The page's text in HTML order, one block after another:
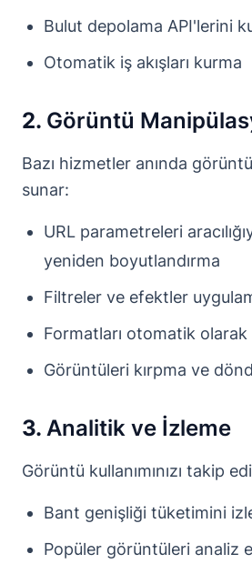
Bulut depolama API'lerini
Otomatik iş akışları kurma
2. Görüntü
Bazı hizmetler anında
sunar:
URL parametreleri
yeniden boyutlandırma
Filtreler ve efektler
Formatları otomatik
Görüntüleri kırpma ve
3. Analitik ve İzleme
Görüntü kullanımınızı takip
Bant genişliği tüketimini
Popüler görüntüleri analiz